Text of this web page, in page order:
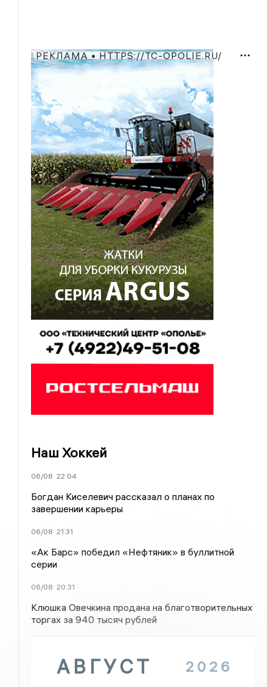
РЕКЛАМА • HTTPS://TC-OPOLIE.RU/
Наш Хоккей
06/08 22:04
Богдан Киселевич рассказал о планах по
завершении карьеры
06/08 21:31
«Ак Барс» победил «Нефтяник» в буллитной
серии
06/08 20:31
Клюшка Овечкина продана на благотворительных
торгах за 940 тысяч рублей
АВГУСТ 2026